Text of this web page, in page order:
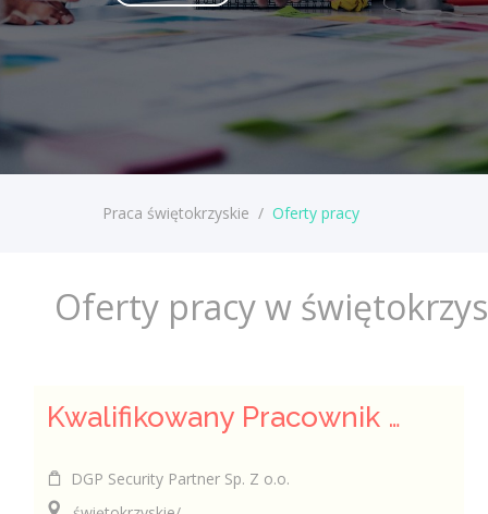
Praca świętokrzyskie / Oferty pracy
Oferty pracy w
Kwalifikowany Pracownik / Kwalifikowana Pracowniczka Ochrony
DGP Security Partner Sp. Z o.o.